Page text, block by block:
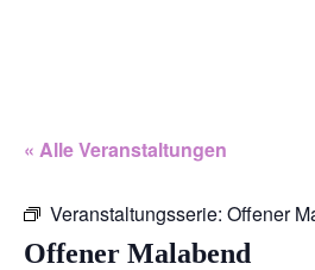
« Alle Veranstaltungen
Veranstaltungsserie: Offener
Offener Malabend